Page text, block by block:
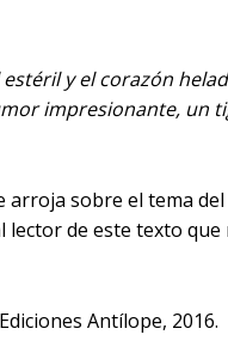
y el corazón
impresionante, un
arroja sobre el tema
lector de este texto
Antílope, 2016.